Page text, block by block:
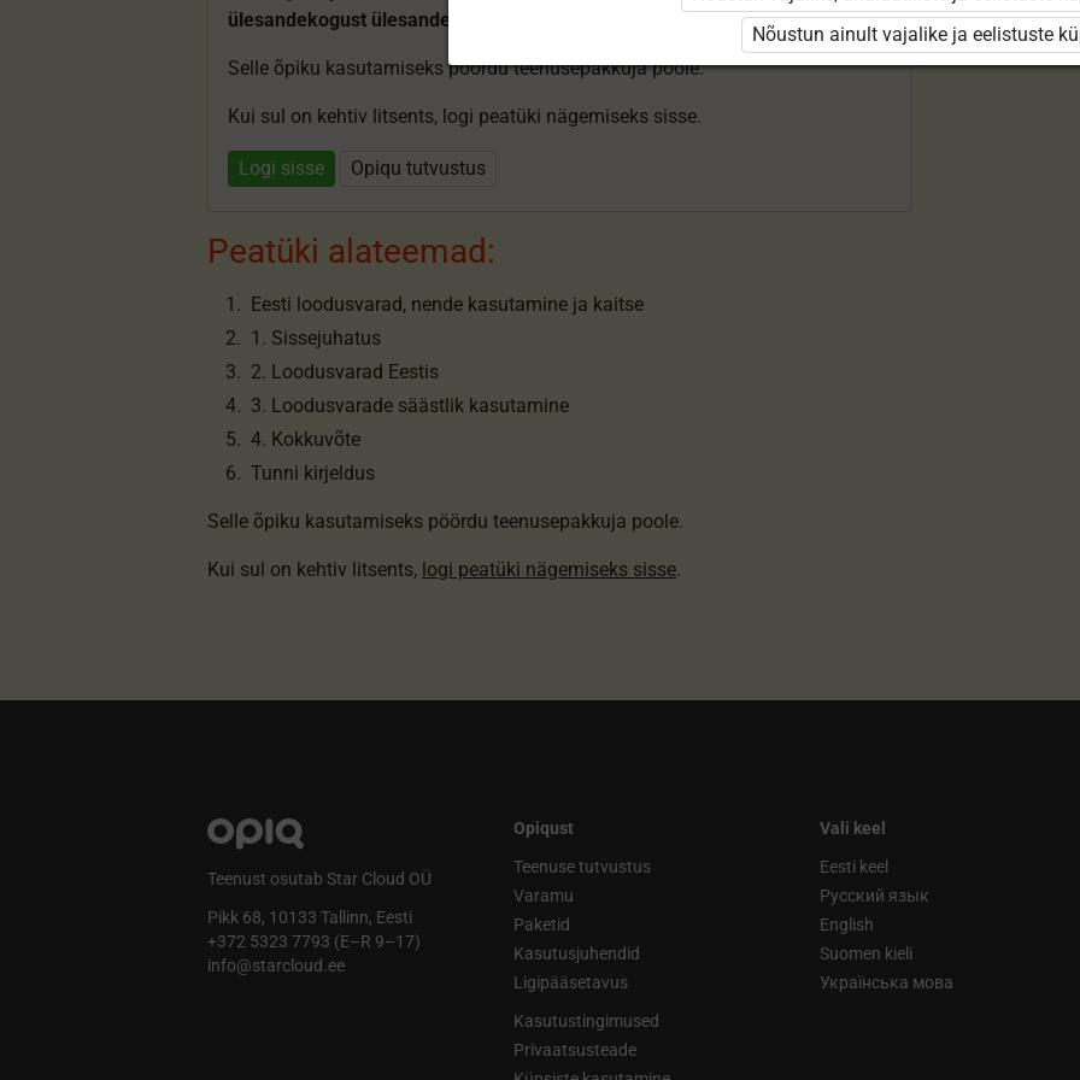
ülesandekogust ülesandeid.
Selle õpiku kasutamiseks pöördu teenusepakkuja poole.
Kui sul on kehtiv litsents, logi peatüki nägemiseks sisse.
Logi sisse Opiqu tutvustus
Peatüki alateemad:
Eesti loodusvarad, nende kasutamine ja kaitse
1. Sissejuhatus
2. Loodusvarad Eestis
3. Loodusvarade säästlik kasutamine
4. Kokkuvõte
Tunni kirjeldus
Selle õpiku kasutamiseks pöördu teenusepakkuja poole.
Kui sul on kehtiv litsents, logi peatüki nägemiseks sisse.
Teenust osutab Star Cloud OÜ
Pikk 68, 10133 Tallinn, Eesti
+372 5323 7793 (E–R 9–17)
info@starcloud.ee
Opiqust
Teenuse tutvustus
Varamu
Paketid
Kasutusjuhendid
Ligipääsetavus
Kasutustingimused
Privaatsusteade
Vali keel
Eesti keel
Русский язык
English
Suomen kieli
Українська мова
Nõustun ainult vajalike ja eelistuste